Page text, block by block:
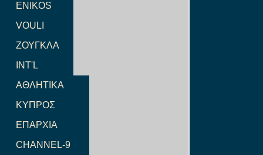
ENIKOS
VOULI
ΖΟΥΓΚΛΑ
INT'L
ΑΘΛΗΤΙΚΑ
ΚΥΠΡΟΣ
ΕΠΑΡΧΙΑ
CHANNEL-9